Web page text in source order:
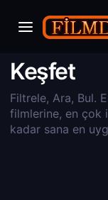
Keşfet
Filtrele, Ara, Bul.
filmlerine, en çok
kadar sana en